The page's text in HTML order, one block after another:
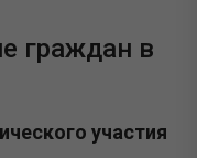
граждан в
участия